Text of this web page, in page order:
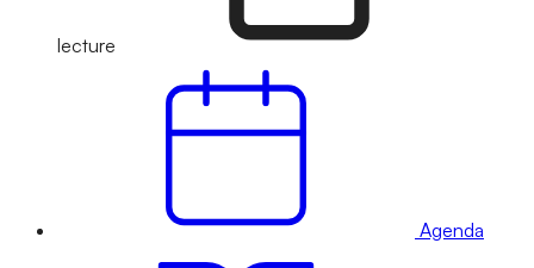
lecture
Agenda